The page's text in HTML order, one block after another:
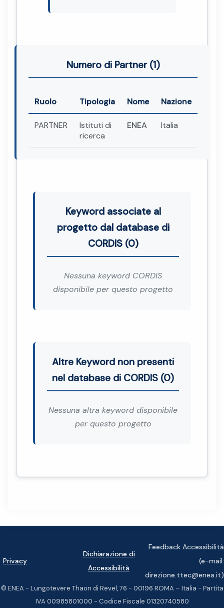
Numero di Partner (1)
Ruolo Tipologia Nome Nazione
PARTNER
Istituti di
ricerca
ENEA Italia
Keyword associate al
progetto dal database di
CORDIS (0)
Nessuna keyword CORDIS
disponibile per questo progetto
Altre Keyword non presenti
nel database di CORDIS (0)
Nessuna altra keyword disponibile
per questo progetto
Privacy
Dichiarazione di
Accessibilità
Feedback Accessibilità
(e-mail:
direzione.ttec@enea.it)
© ENEA - Lungotevere Thaon di Revel, 76 - 00196 ROMA – Italia - Partita
IVA 00985801000 - Codice Fiscale 01320740580